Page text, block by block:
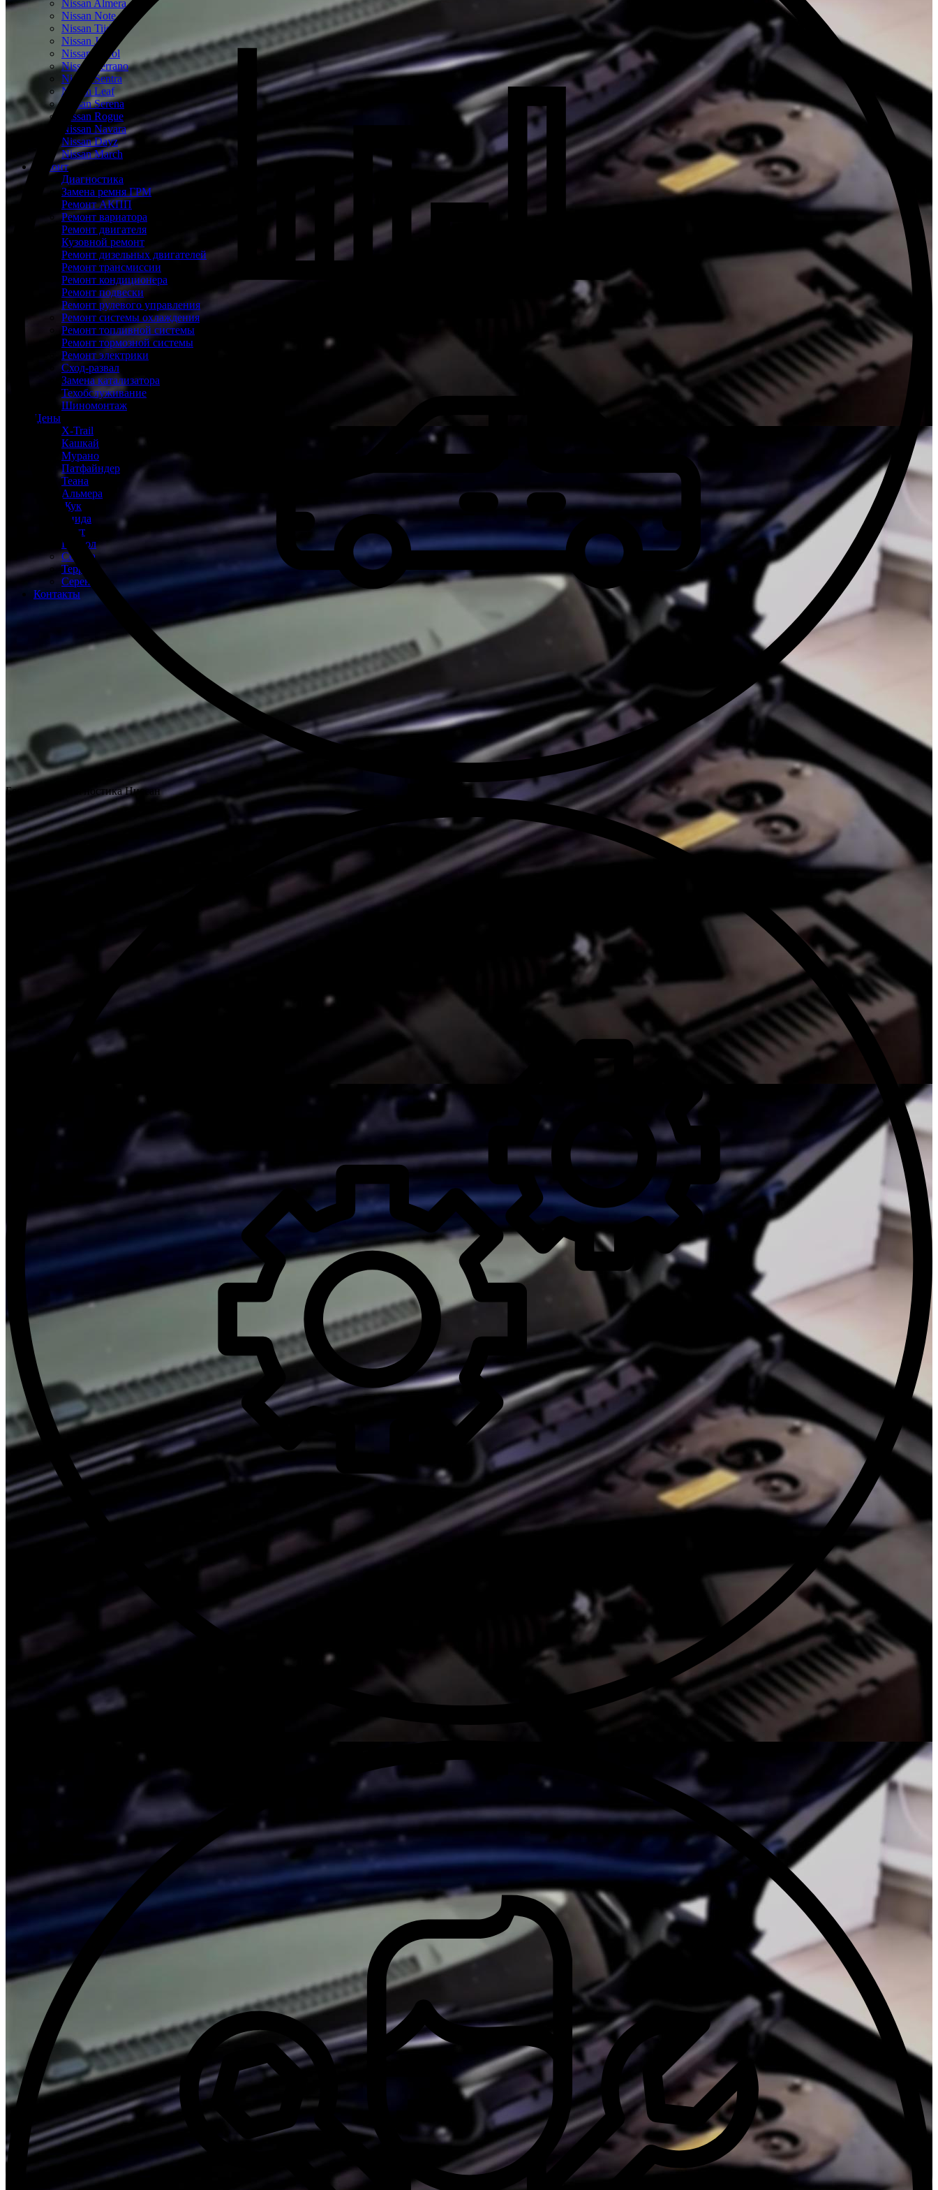
Nissan Almera
Nissan Note
Nissan Tiida
Nissan Juke
Nissan Patrol
Nissan Terrano
Nissan Sentra
Nissan Leaf
Nissan Serena
Nissan Rogue
Nissan Navara
Nissan Dayz
Nissan March
Ремонт
Диагностика
Замена ремня ГРМ
Ремонт АКПП
Ремонт вариатора
Ремонт двигателя
Кузовной ремонт
Ремонт дизельных двигателей
Ремонт трансмиссии
Ремонт кондиционера
Ремонт подвески
Ремонт рулевого управления
Ремонт системы охлаждения
Ремонт топливной системы
Ремонт тормозной системы
Ремонт электрики
Сход-развал
Замена катализатора
Техобслуживание
Шиномонтаж
Цены
X-Trail
Кашкай
Мурано
Патфайндер
Теана
Альмера
Жук
Тиида
Ноут
Патрол
Сентра
Террано
Серена
Контакты
Бесплатная диагностика Ниссан